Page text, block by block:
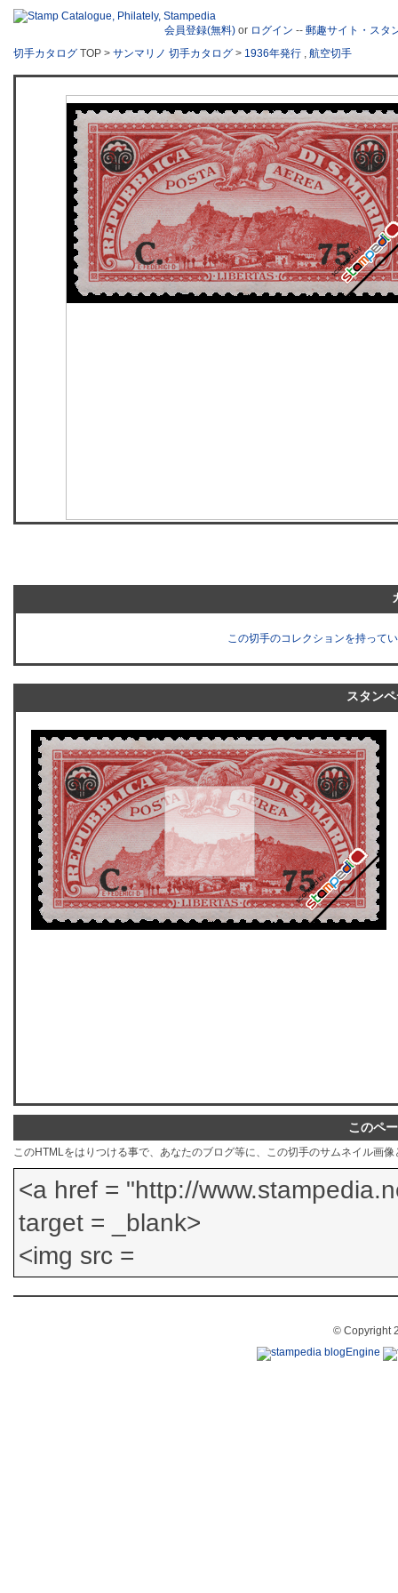
会員登録(無料) or ログイン -- 郵趣サイト・スタ
切手カタログ TOP > サンマリノ 切手カタログ > 1936年発行 , 航空切手
この切手のコレクションを持って
スタン
このペ
このHTMLをはりつける事で、あなたのブログ等に、この切手のサムネイル画
© Copyright